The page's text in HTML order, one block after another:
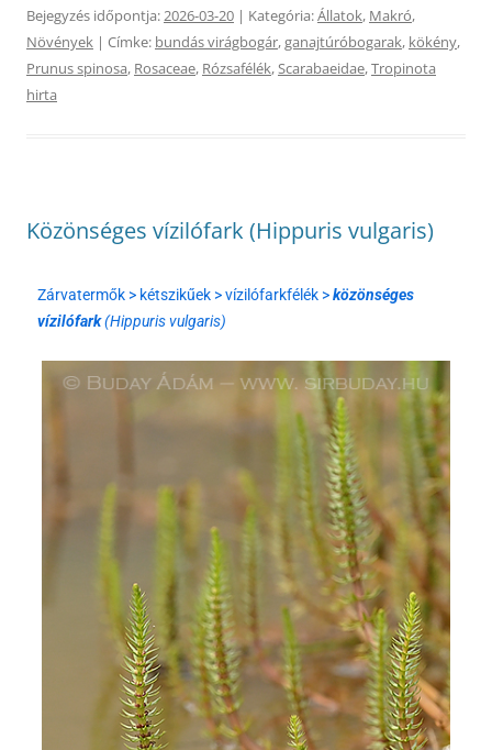
Bejegyzés időpontja:2026-03-20 | Kategória:Állatok, Makró,
Növények | Címke: bundás virágbogár,ganajtúróbogarak, kökény,
Prunus spinosa, Rosaceae, Rózsafélék,Scarabaeidae,Tropinota
hirta
Közönséges vízilófark (Hippuris vulgaris)
Zárvatermők > kétszikűek > vízilófarkfélék >közönséges
vízilófark(Hippuris vulgaris)